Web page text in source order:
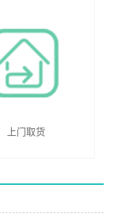
上门取货